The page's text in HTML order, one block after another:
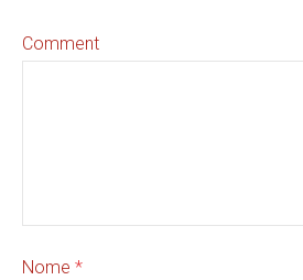
Comment
Nome *